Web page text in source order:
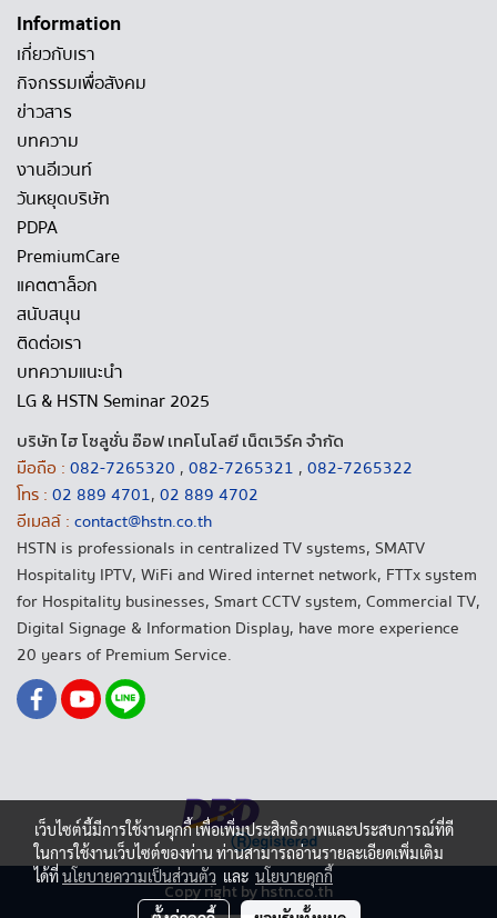
Information
เกี่ยวกับเรา
กิจกรรมเพื่อสังคม
ข่าวสาร
บทความ
งานอีเวนท์
วันหยุดบริษัท
PDPA
PremiumCare
แคตตาล็อก
สนับสนุน
ติดต่อเรา
บทความแนะนำ
LG & HSTN Seminar 2025
บริษัท ไฮ โซลูชั่น อ๊อฟ เทคโนโลยี เน็ตเวิร์ค จำกัด
มือถือ : 082-7265320 , 082-7265321 , 082-7265322
โทร : 02 889 4701, 02 889 4702
อีเมลล์ : contact@hstn.co.th
HSTN is professionals in centralized TV systems, SMATV
Hospitality IPTV, WiFi and Wired internet network, FTTx system
for Hospitality businesses, Smart CCTV system, Commercial TV,
Digital Signage & Information Display, have more experience
20 years of Premium Service.
Copy right by hstn.co.th
เว็บไซต์นี้มีการใช้งานคุกกี้ เพื่อเพิ่มประสิทธิภาพและประสบการณ์ที่ดี
ในการใช้งานเว็บไซต์ของท่าน ท่านสามารถอ่านรายละเอียดเพิ่มเติม
ได้ที่นโยบายความเป็นส่วนตัว และ นโยบายคุกกี้